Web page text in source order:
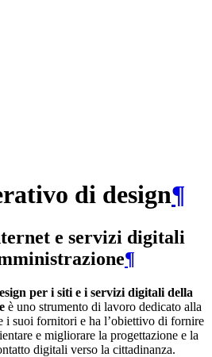
di design¶
e servizi digitali
¶
per i siti e i servizi digitali della
è uno strumento di lavoro dedicato alla
i suoi fornitori e ha l’obiettivo di fornire
e migliorare la progettazione e la
digitali verso la cittadinanza.